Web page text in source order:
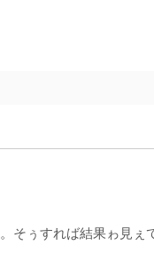
そぅすれば結果ゎ見ぇ